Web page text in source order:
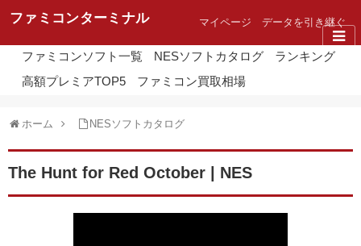
ファミコンターミナル マイページ データを引き継ぐ
ファミコンソフト一覧 NESソフトカタログ
ランキング
高額プレミアTOP5
ファミコン買取相場
ホーム NESソフトカタログ
The Hunt for Red October | NES